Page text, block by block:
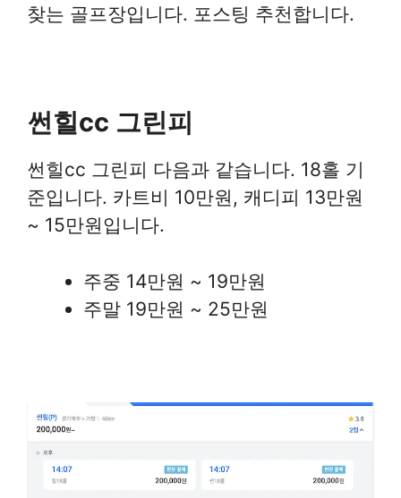
찾는 골프장입니다. 포스팅 추천합니다.
썬힐cc 그린피
썬힐cc 그린피 다음과 같습니다. 18홀 기
준입니다. 카트비 10만원, 캐디피 13만원
~ 15만원입니다.
주중 14만원 ~ 19만원
주말 19만원 ~ 25만원